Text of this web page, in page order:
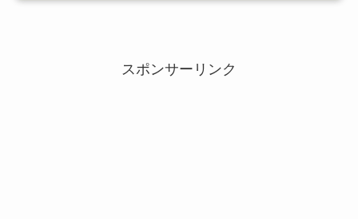
スポンサーリンク